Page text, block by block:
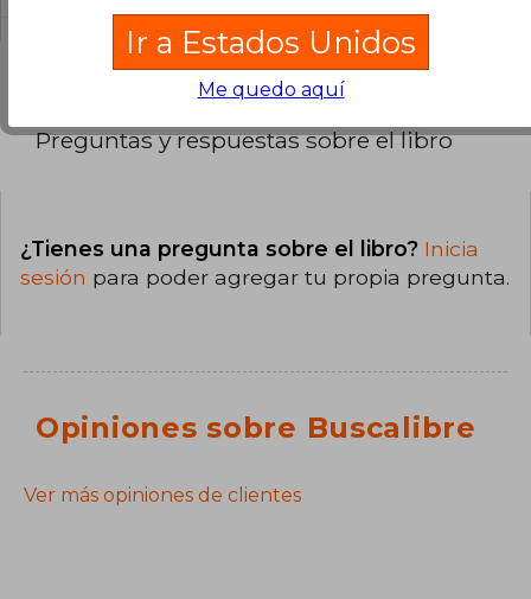
Preguntas y respuestas sobre el libro
¿Tienes una pregunta sobre el libro? Inicia
sesión para poder agregar tu propia pregunta.
Opiniones sobre Buscalibre
Ver más opiniones de clientes
Ir a Estados Unidos
Me quedo aquí